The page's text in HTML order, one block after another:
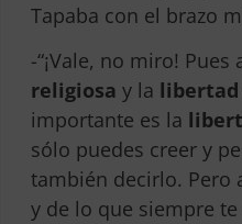
Tapaba con el brazo
-“¡Vale, no miro! Pues
religiosa y la libertad
importante es la
sólo puedes creer y
también decirlo. Pero
y de lo que siempre